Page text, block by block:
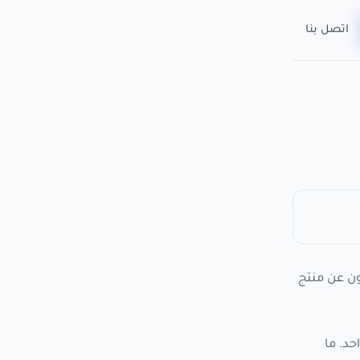
اتصل بنا
عن منتج
من 60,000 متجر في مكان واحد. ما